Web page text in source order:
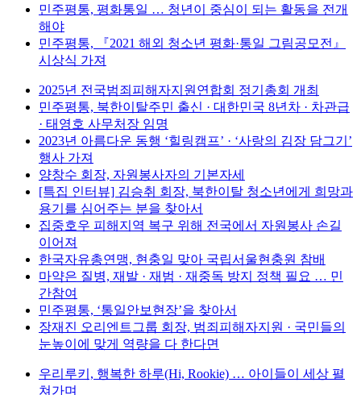
민주평통, 평화통일 … 청년이 중심이 되는 활동을 전개
해야
민주평통, 『2021 해외 청소년 평화·통일 그림공모전』
시상식 가져
2025년 전국범죄피해자지원연합회 정기총회 개최
민주평통, 북한이탈주민 출신 · 대한민국 8년차 · 차관급
· 태영호 사무처장 임명
2023년 아름다운 동행 ‘힐링캠프’ · ‘사랑의 김장 담그기’
행사 가져
양창수 회장, 자원봉사자의 기본자세
[특집 인터뷰] 김승취 회장, 북한이탈 청소년에게 희망과
용기를 심어주는 분을 찾아서
집중호우 피해지역 복구 위해 전국에서 자원봉사 손길
이어져
한국자유총연맹, 현충일 맞아 국립서울현충원 참배
마약은 질병, 재발 · 재범 · 재중독 방지 정책 필요 … 민
간참여
민주평통, ‘통일안보현장’을 찾아서
장재진 오리엔트그룹 회장, 범죄피해자지원 · 국민들의
눈높이에 맞게 역량을 다 한다면
우리루키, 행복한 하루(Hi, Rookie) … 아이들이 세상 펼
쳐가며